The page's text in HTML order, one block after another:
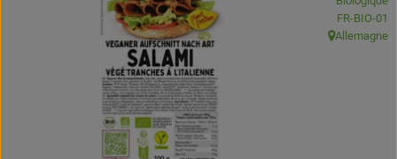
Accessoires et divers
Cosmétique et hygiène
, Autorité
FR-BIO-01
, Origine:
Allemagne